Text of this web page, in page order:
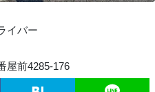
イバー
屋前4285-176